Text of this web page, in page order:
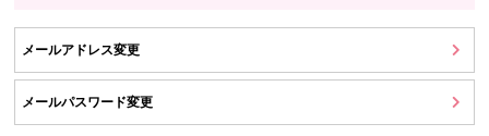
メールアドレス変更
メールパスワード変更